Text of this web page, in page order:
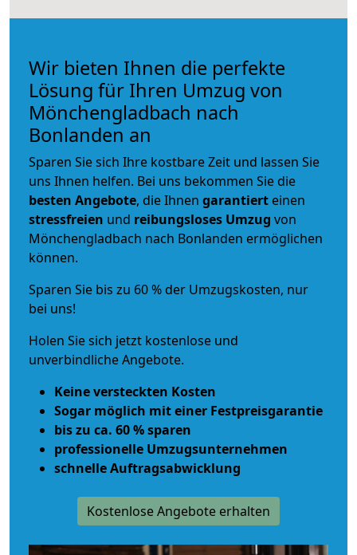
Wir bieten Ihnen die perfekte
Lösung für Ihren Umzug von
Mönchengladbach nach
Bonlanden an
Sparen Sie sich Ihre kostbare Zeit und lassen Sie
uns Ihnen helfen. Bei uns bekommen Sie die
besten Angebote, die Ihnen garantiert einen
stressfreien und reibungsloses Umzug von
Mönchengladbach nach Bonlanden ermöglichen
können.
Sparen Sie bis zu 60 % der Umzugskosten, nur
bei uns!
Holen Sie sich jetzt kostenlose und
unverbindliche Angebote.
Keine versteckten Kosten
Sogar möglich mit einer Festpreisgarantie
bis zu ca. 60 % sparen
professionelle Umzugsunternehmen
schnelle Auftragsabwicklung
Kostenlose Angebote erhalten